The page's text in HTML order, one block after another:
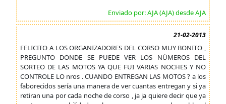
Enviado por: AJA (AJA) desde AJA
21-02-2013
FELICITO A LOS ORGANIZADORES DEL CORSO MUY BONITO ,
PREGUNTO DONDE SE PUEDE VER LOS NÚMEROS DEL
SORTEO DE LAS MOTOS YA QUE FUI VARIAS NOCHES Y NO
CONTROLE LO nros . CUANDO ENTREGAN LAS MOTOS ? a los
faborecidos sería una manera de ver cuantas entregan y si ya
retiran una por cada noche de corso , ja ja quiere decir que ya